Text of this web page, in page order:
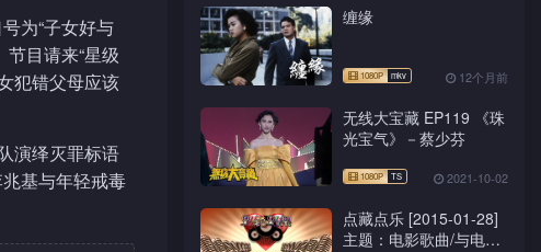
为“子女好与
目请来“星级
犯错父母应该
演绎灭罪标语
基与年轻戒毒
缠缘
12个月前
无线大宝藏 EP119 《珠
光宝气》－蔡少芬
2021-10-02
点藏点乐 [2015-01-28]
主题：电影歌曲/与电影